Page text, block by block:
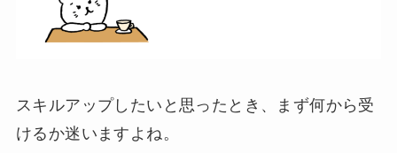
スキルアップしたいと思ったとき、まず何から受
けるか迷いますよね。